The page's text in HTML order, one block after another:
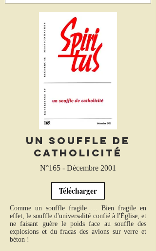
Un souffle de
catholicité
N°165 - Décembre 2001
Télécharger
Comme un souffle fragile … Bien fragile en
effet, le souffle d'universalité confié à l'Église, et
ne faisant guère le poids face au souffle des
explosions et du fracas des avions sur verre et
béton !